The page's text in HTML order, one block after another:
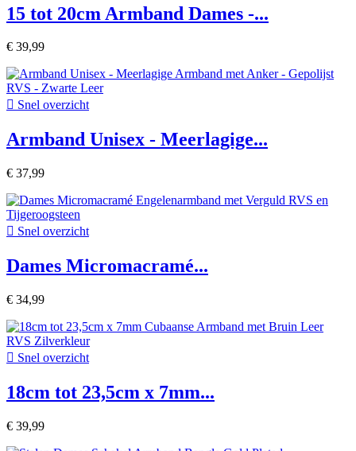
15 tot 20cm Armband Dames -...
€ 39,99
 Snel overzicht
Armband Unisex - Meerlagige...
€ 37,99
 Snel overzicht
Dames Micromacramé...
€ 34,99
 Snel overzicht
18cm tot 23,5cm x 7mm...
€ 39,99